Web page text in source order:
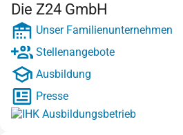
Die Z24 GmbH
Unser Familienunternehmen
Stellenangebote
Ausbildung
Presse